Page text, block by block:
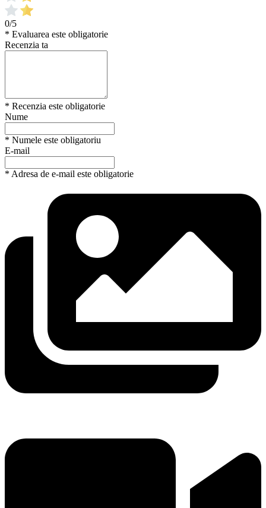
0/5
* Evaluarea este obligatorie
Recenzia ta
* Recenzia este obligatorie
Nume
* Numele este obligatoriu
E-mail
* Adresa de e-mail este obligatorie